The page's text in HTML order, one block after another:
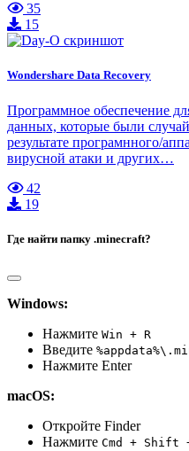
35
15
Wondershare Data Recovery
Программное обеспечение
данных, которые были
результате програмнного/
вирусной атаки и других…
42
19
Где найти папку .minecraft?
Windows:
Нажмите Win + R
Введите
Нажмите Enter
macOS:
Откройте Finder
Нажмите Cmd + Shift